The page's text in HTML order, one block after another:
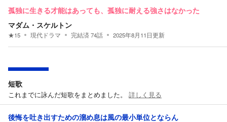
孤独に生きる才能はあっても、孤独に耐える強さはなかった
マダム・スケルトン
★15 現代ドラマ 完結済74話 2025年8月11日更新
短歌
これまでに詠んだ短歌をまとめました。 詳しく見る
後悔を吐き出すための溜め息は風の最小単位とならん